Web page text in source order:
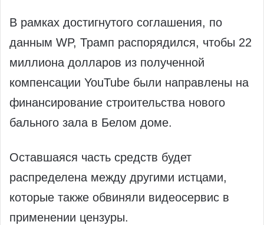
В рамках достигнутого соглашения, по
данным WP, Трамп распорядился, чтобы 22
миллиона долларов из полученной
компенсации YouTube были направлены на
финансирование строительства нового
бального зала в Белом доме.
Оставшаяся часть средств будет
распределена между другими истцами,
которые также обвиняли видеосервис в
применении цензуры.